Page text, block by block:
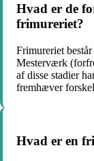
Hvad er de
frimureriet?
Frimureriet
Mesterværk
af disse stadier
fremhæver
Hvad er en